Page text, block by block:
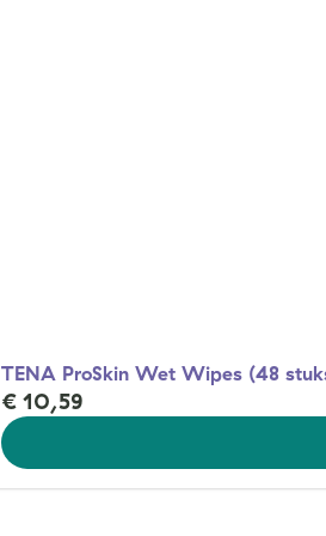
TENA ProSkin Wet Wipes (48
€ 10,59